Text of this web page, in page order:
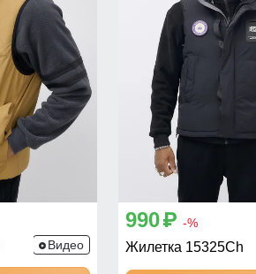
Видео
990 p -%
Жилетка 15325Ch